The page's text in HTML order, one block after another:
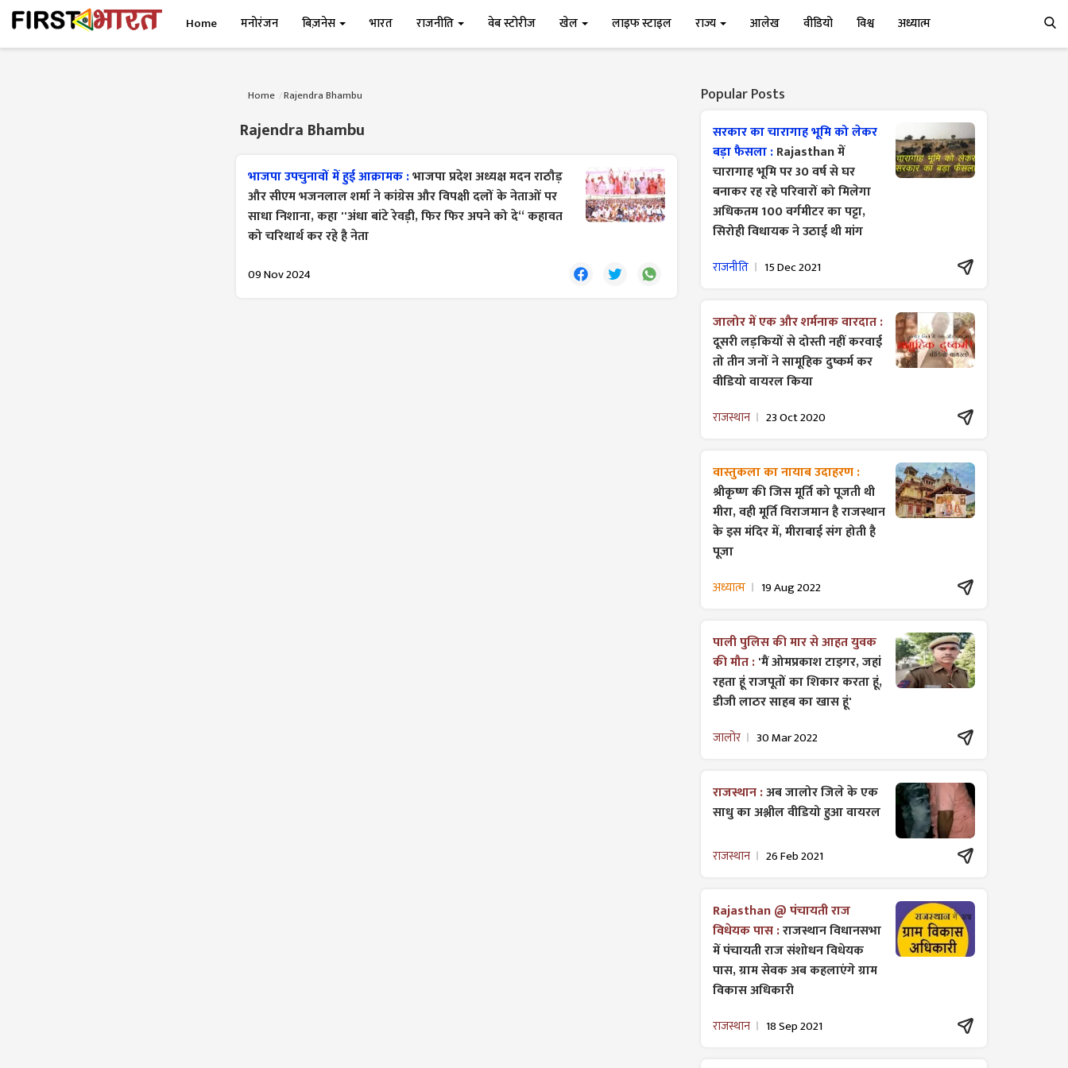
Home मनोरंजन बिज़नेस भारत राजनीति वेब स्टोरीज खेल लाइफ स्टाइल राज्य आलेख वीडियो विश्व अध्यात्म
Home Rajendra Bhambu
Rajendra Bhambu
भाजपा उपचुनावों में हुई आक्रामक :भाजपा प्रदेश अध्यक्ष मदन राठौड़
और सीएम भजनलाल शर्मा ने कांग्रेस और विपक्षी दलों के नेताओं पर
साधा निशाना, कहा ''अंधा बांटे रेवड़ी, फिर फिर अपने को दे‘‘ कहावत
को चरिथार्थ कर रहे है नेता
09 Nov 2024
Popular Posts
सरकार का चारागाह भूमि को लेकर
बड़ा फैसला :Rajasthan में
चारागाह भूमि पर 30 वर्ष से घर
बनाकर रह रहे परिवारों को मिलेगा
अधिकतम 100 वर्गमीटर का पट्टा,
सिरोही विधायक ने उठाई थी मांग
राजनीति 15 Dec 2021
जालोर में एक और शर्मनाक वारदात :
दूसरी लड़कियों से दोस्ती नहीं करवाई
तो तीन जनों ने सामूहिक दुष्कर्म कर
वीडियो वायरल किया
राजस्थान 23 Oct 2020
वास्तुकला का नायाब उदाहरण :
श्रीकृष्ण की जिस मूर्ति को पूजती थी
मीरा, वही मूर्ति विराजमान है राजस्थान
के इस मंदिर में, मीराबाई संग होती है
पूजा
अध्यात्म 19 Aug 2022
पाली पुलिस की मार से आहत युवक
की मौत :'मैं ओमप्रकाश टाइगर, जहां
रहता हूं राजपूतों का शिकार करता हूं,
डीजी लाठर साहब का खास हूं'
जालोर 30 Mar 2022
राजस्थान :अब जालोर जिले के एक
साधु का अश्लील वीडियो हुआ वायरल
राजस्थान 26 Feb 2021
Rajasthan @ पंचायती राज
विधेयक पास :राजस्थान विधानसभा
में पंचायती राज ​संशोधन विधेयक
पास, ग्राम सेवक अब कहलाएंगे ग्राम
विकास अधिकारी
राजस्थान 18 Sep 2021